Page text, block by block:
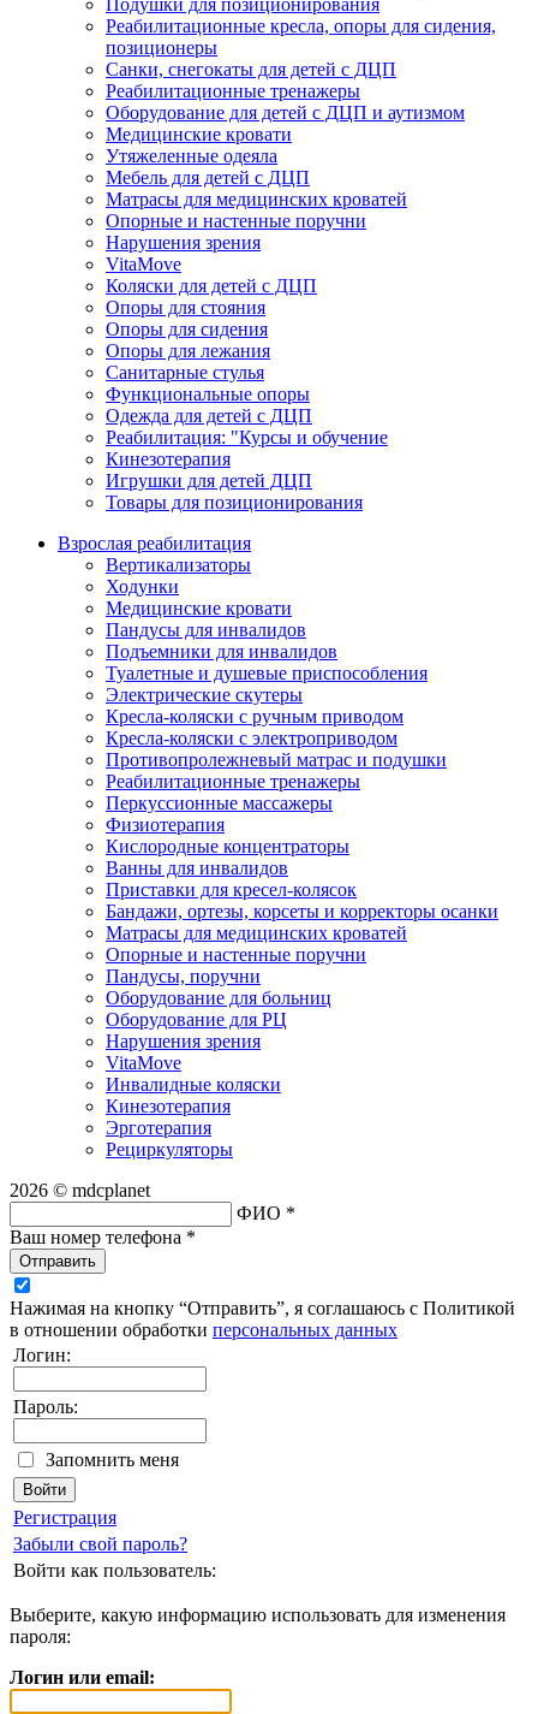
Реабилитационные кресла, опоры для сидения,
позиционеры
Санки, снегокаты для детей с ДЦП
Реабилитационные тренажеры
Оборудование для детей с ДЦП и аутизмом
Медицинские кровати
Утяжеленные одеяла
Мебель для детей с ДЦП
Матрасы для медицинских кроватей
Опорные и настенные поручни
Нарушения зрения
VitaMove
Коляски для детей с ДЦП
Опоры для стояния
Опоры для сидения
Опоры для лежания
Санитарные стулья
Функциональные опоры
Одежда для детей с ДЦП
Реабилитация: "Курсы и обучение
Кинезотерапия
Игрушки для детей ДЦП
Товары для позиционирования
Взрослая реабилитация
Вертикализаторы
Ходунки
Медицинские кровати
Пандусы для инвалидов
Подъемники для инвалидов
Туалетные и душевые приспособления
Электрические скутеры
Кресла-коляски с ручным приводом
Кресла-коляски с электроприводом
Противопролежневый матрас и подушки
Реабилитационные тренажеры
Перкуссионные массажеры
Физиотерапия
Кислородные концентраторы
Ванны для инвалидов
Приставки для кресел-колясок
Бандажи, ортезы, корсеты и корректоры осанки
Матрасы для медицинских кроватей
Опорные и настенные поручни
Пандусы, поручни
Оборудование для больниц
Оборудование для РЦ
Нарушения зрения
VitaMove
Инвалидные коляски
Кинезотерапия
Эрготерапия
Рециркуляторы
2026 © mdcplanet
ФИО *
Ваш номер телефона *
Отправить
Нажимая на кнопку “Отправить”, я соглашаюсь с Политикой
в отношении обработки персональных данных
Логин:
Пароль:
Запомнить меня
Регистрация
Забыли свой пароль?
Войти как пользователь:
Выберите, какую информацию использовать для изменения
пароля:
Логин или email: